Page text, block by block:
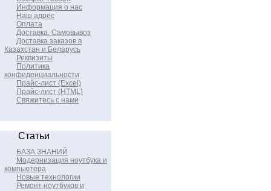
Информация о нас
Наш адрес
Оплата
Доставка. Самовывоз
Доставка заказов в
Казахстан и Беларусь
Реквизиты
Политика
конфиденциальности
Прайс-лист (Excel)
Прайс-лист (HTML)
Свяжитесь с нами
Статьи
БАЗА ЗНАНИЙ
Модернизация ноутбука и
компьютера
Новые технологии
Ремонт ноутбуков и